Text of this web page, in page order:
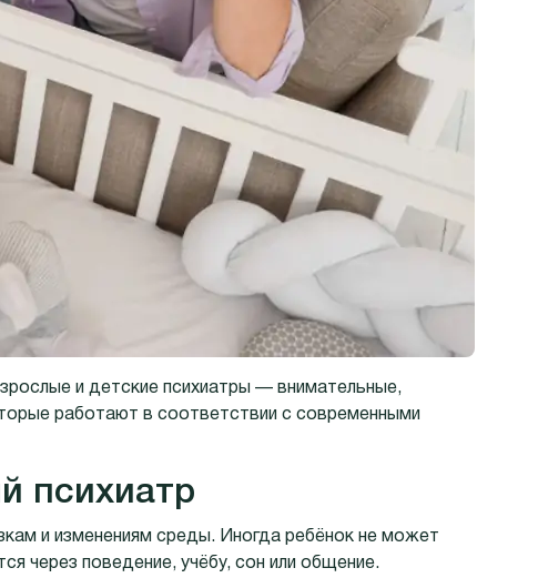
и детские психиатры — внимательные,
работают в соответствии с современными
психиатр
и изменениям среды. Иногда ребёнок не может
через поведение, учёбу, сон или общение.